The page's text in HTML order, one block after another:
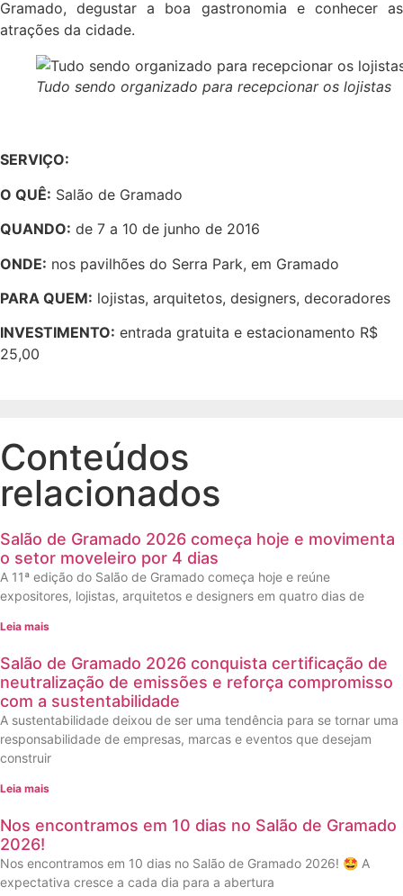
Gramado, degustar a boa gastronomia e conhecer as
atrações da cidade.
Tudo sendo organizado para recepcionar os lojistas
SERVIÇO:
O QUÊ: Salão de Gramado
QUANDO: de 7 a 10 de junho de 2016
ONDE: nos pavilhões do Serra Park, em Gramado
PARA QUEM: lojistas, arquitetos, designers, decoradores
INVESTIMENTO: entrada gratuita e estacionamento R$
25,00
Conteúdos
relacionados
Salão de Gramado 2026 começa hoje e movimenta
o setor moveleiro por 4 dias
A 11ª edição do Salão de Gramado começa hoje e reúne
expositores, lojistas, arquitetos e designers em quatro dias de
Leia mais
Salão de Gramado 2026 conquista certificação de
neutralização de emissões e reforça compromisso
com a sustentabilidade
A sustentabilidade deixou de ser uma tendência para se tornar uma
responsabilidade de empresas, marcas e eventos que desejam
construir
Leia mais
Nos encontramos em 10 dias no Salão de Gramado
2026!
Nos encontramos em 10 dias no Salão de Gramado 2026! 🤩 A
expectativa cresce a cada dia para a abertura